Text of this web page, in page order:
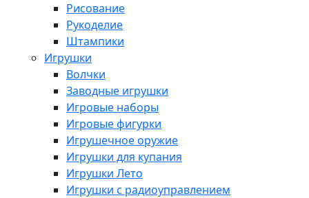
Рисование
Рукоделие
Штампики
Игрушки
Волчки
Заводные игрушки
Игровые наборы
Игровые фигурки
Игрушечное оружие
Игрушки для купания
Игрушки Лето
Игрушки с радиоуправлением